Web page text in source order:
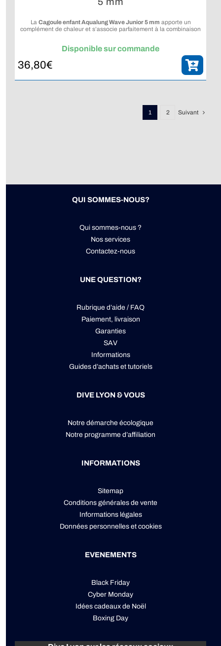
La Cagoule enfant Aqualung Wave Junior 5 mm apporte un
complément de chaleur et s’associe parfaitement à la combinaison
Disponible sur commande
36,80€
1 2 Suivant
QUI SOMMES-NOUS?
Qui sommes-nous ?
Nos services
Contactez-nous
UNE QUESTION?
Rubrique d’aide / FAQ
Paiement, livraison
Garanties
SAV
Informations
Guides d’achats et tutoriels
DIVE LYON & VOUS
Notre démarche écologique
Notre programme d’affiliation
INFORMATIONS
Sitemap
Conditions générales de vente
Informations légales
Données personnelleset cookies
EVENEMENTS
Black Friday
Cyber Monday
Idées cadeaux de Noël
Boxing Day